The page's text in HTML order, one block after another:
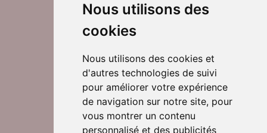
Nous utilisons des
cookies
Nous utilisons des cookies et
d'autres technologies de suivi
pour améliorer votre expérience
de navigation sur notre site, pour
vous montrer un contenu
personnalisé et des publicités
Suivez-nous sur Twitter
Rejoignez nos équipes